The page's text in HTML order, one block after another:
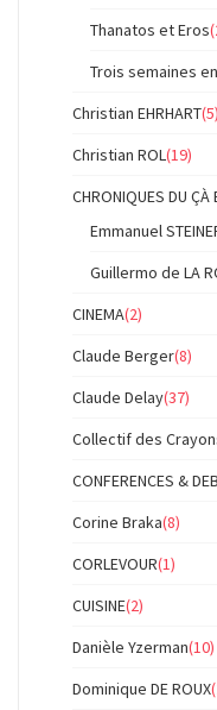
Thanatos et Eros
Trois semaines
Christian EHRHART(5)
Christian ROL(19)
CHRONIQUES DU ÇÀ
Emmanuel
Guillermo de LA
CINEMA(2)
Claude Berger(8)
Claude Delay(37)
Collectif des
CONFERENCES &
Corine Braka(8)
CORLEVOUR(1)
CUISINE(2)
Danièle Yzerman(10)
Dominique DE ROUX